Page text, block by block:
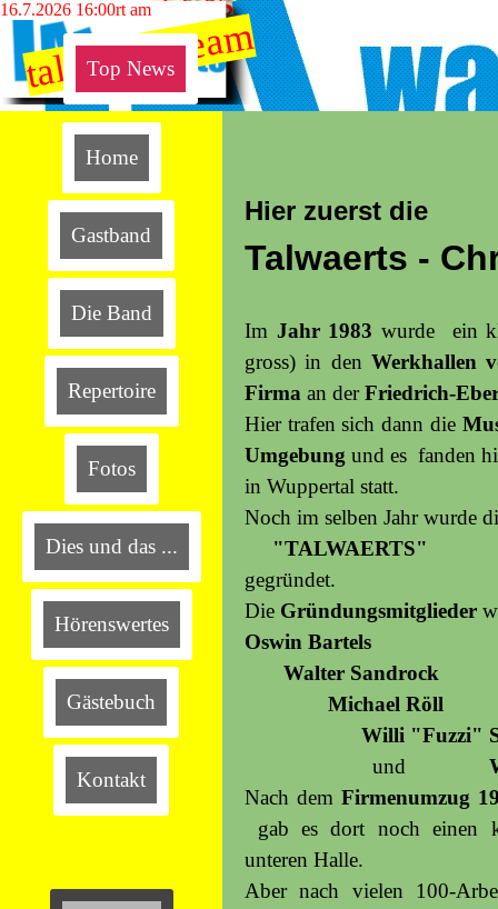
Direkt zum Seiteninhalt
Rock & Oldies
zuletzt aktualisiert am
16.7.2026 16:00
Top News
talwaerts.team
Home
Gastband
Die Band
Repertoire
Fotos
Dies und das ...
Hörenswertes
Gästebuch
Kontakt
Hier zuerst die
Talwaerts -
Im Jahr 1983 wurde ein
gross) in denWerkhallen
Firmaan derFriedrich-
Hier trafen sich dann die
Umgebungund es fanden
in Wuppertal statt.
Noch im selben Jahr wurde
"TALWAERTS"
gegründet.
Die Gründungsmitglieder
Oswin Bartels
Walter Sandrock
Michael Röll
Willi "Fuzzi"
und
Nach demFirmenumzug
gab es dort noch einen
unteren Halle.
Aber nach vielen 100-